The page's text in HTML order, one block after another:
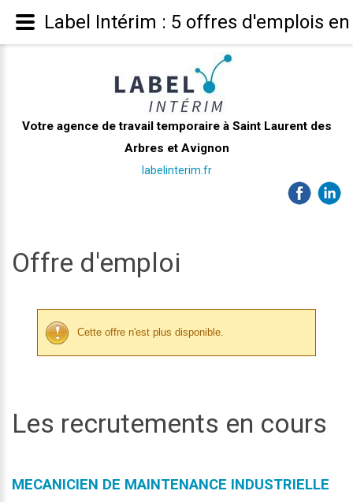
Votre agence de travail temporaire à Saint Laurent des
Arbres et Avignon
labelinterim.fr
Offre d'emploi
Cette offre n'est plus disponible.
Les recrutements en cours
MECANICIEN DE MAINTENANCE INDUSTRIELLE
Label Intérim : 5 offres d'emplois